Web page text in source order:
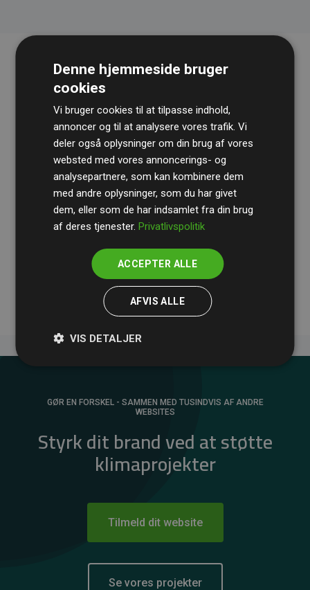
RevisionshusetBDOgennemgår løbende vores
beregninger og metode for at sikre gennemsigtighed
og pålidelighed.
Deres revision dokumenterer, at vores investeringer i
medlemmernes websites estimerede CO₂-
GØR EN FORSKEL - SAMMEN MED TUSINDVIS AF ANDRE
WEBSITES
Styrk dit brand ved at støtte
klimaprojekter
Tilmeld dit website
Se vores projekter
Denne hjemmeside bruger
cookies
Vi bruger cookies til at tilpasse indhold,
annoncer og til at analysere vores trafik. Vi
deler også oplysninger om din brug af vores
websted med vores annoncerings- og
analysepartnere, som kan kombinere dem
med andre oplysninger, som du har givet
dem, eller som de har indsamlet fra din brug
af deres tjenester.Privatlivspolitik
ACCEPTER ALLE
AFVIS ALLE
VIS DETALJER